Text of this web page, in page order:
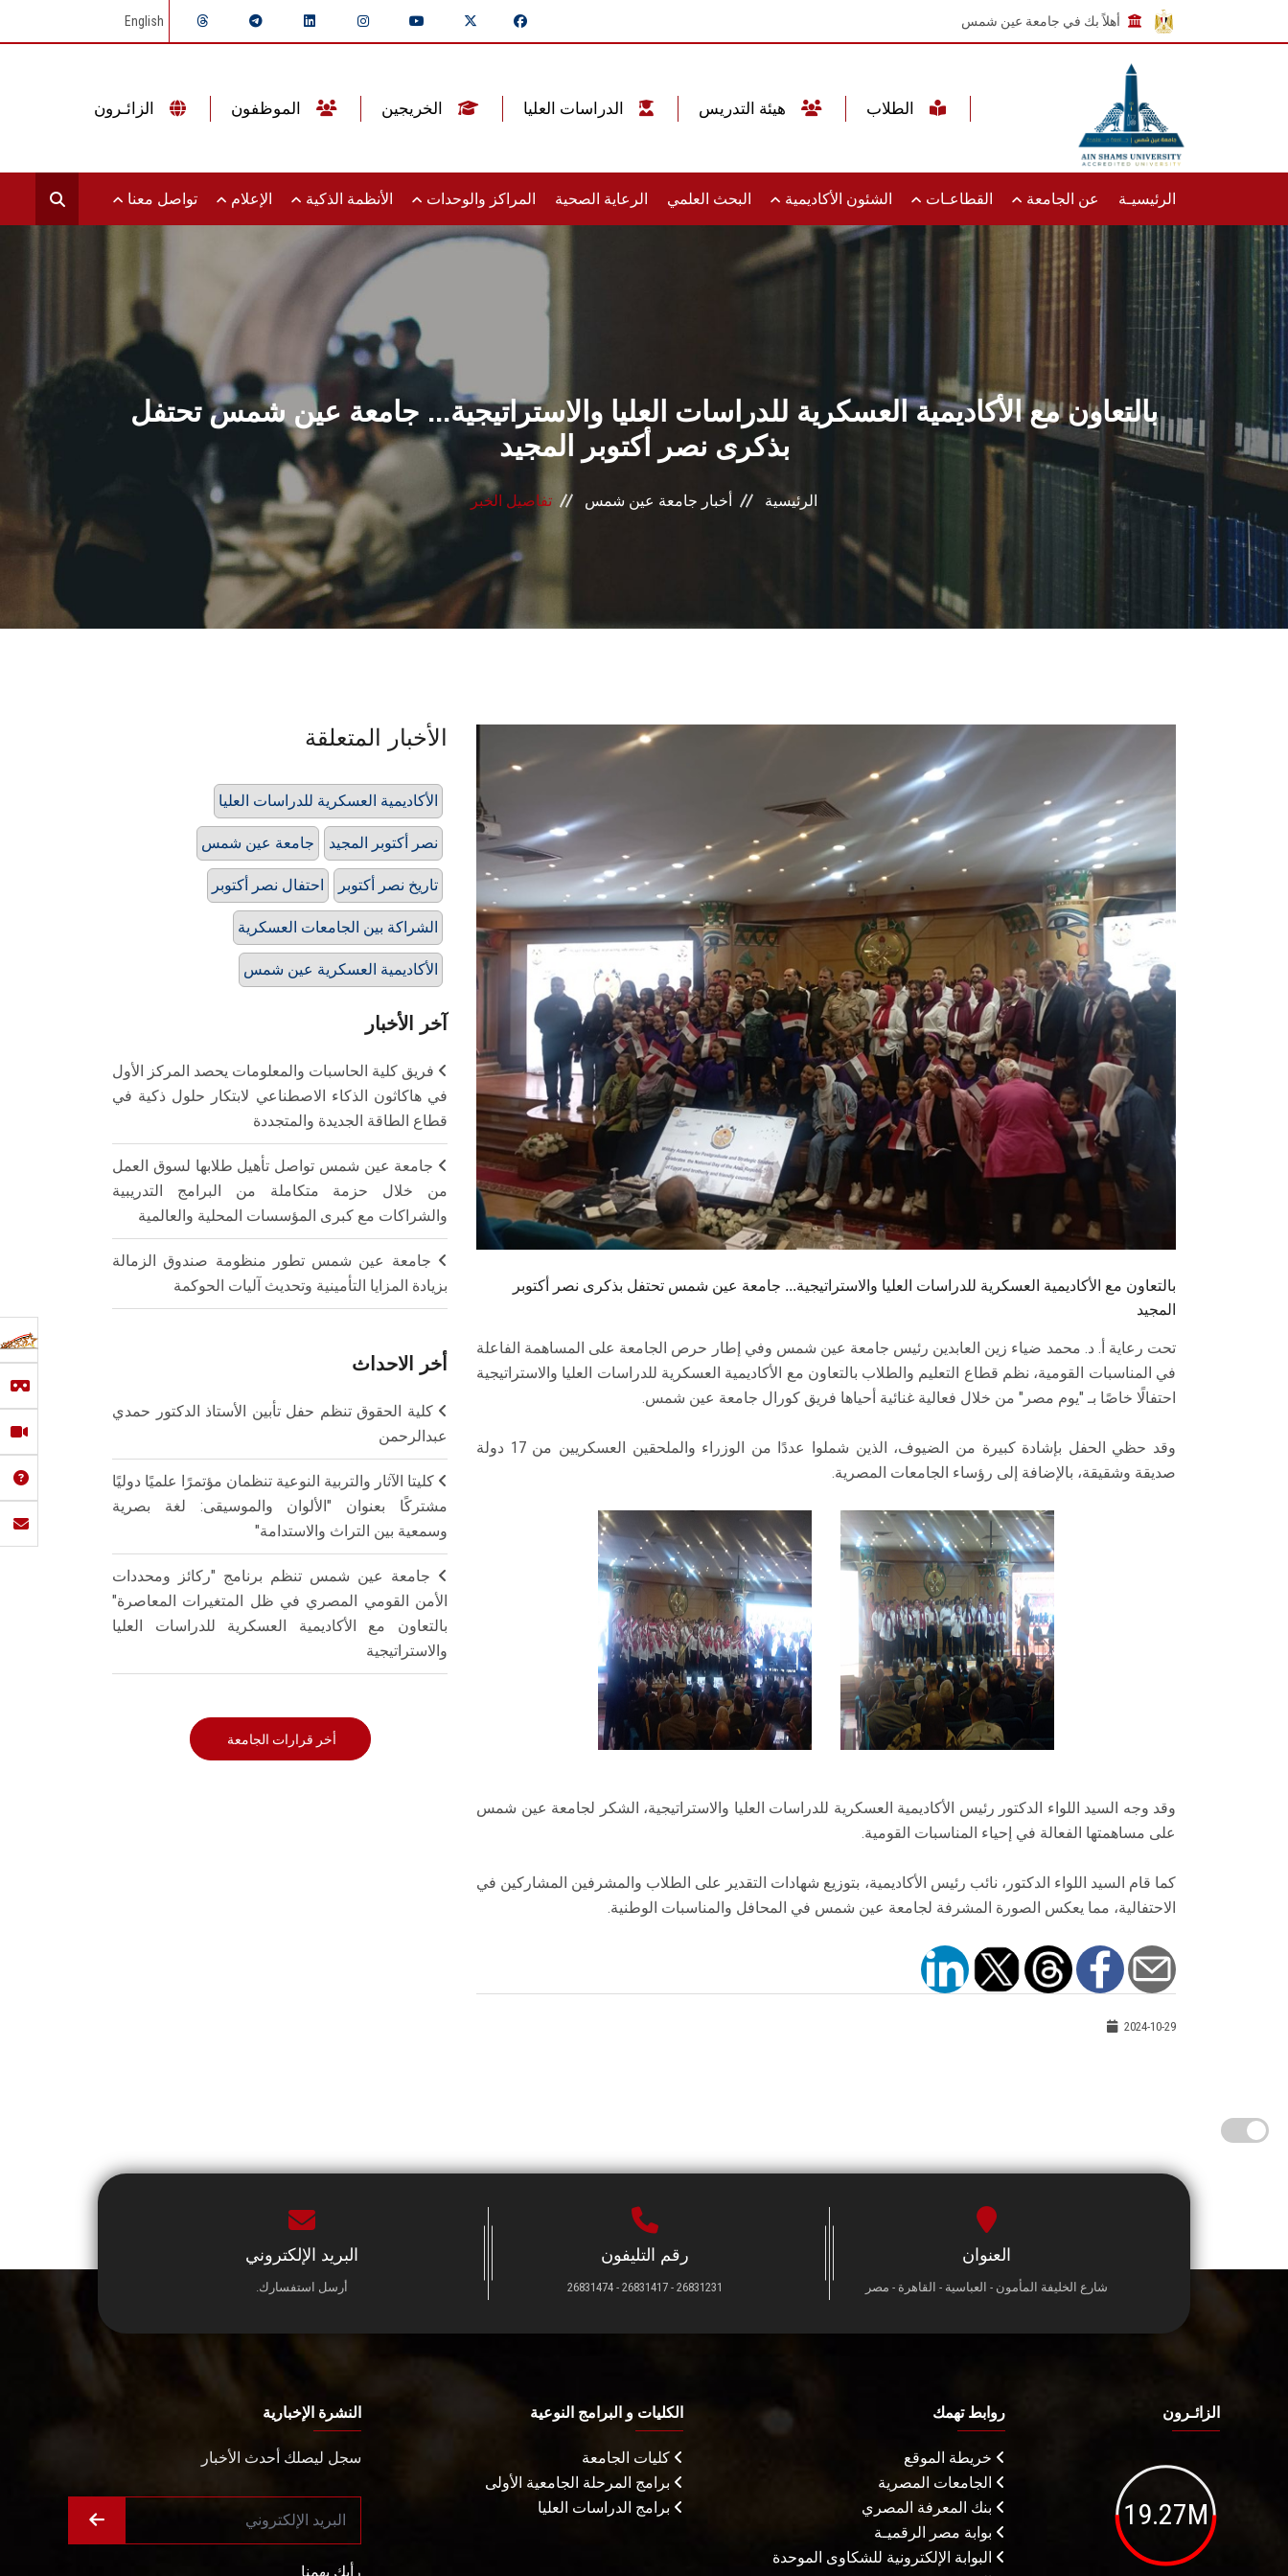
أهلاً بك في جامعة عين شمس English
الرئيسيـة عن الجامعة القطاعـات الشئون الأكاديمية البحث العلمي الرعاية الصحية المراكز والوحدات الأنظمة الذكية الإعلام تواصل معنا
بالتعاون مع الأكاديمية العسكرية للدراسات العليا والاستراتيجية... جامعة عين شمس تحتفل
بذكرى نصر أكتوبر المجيد
الرئيسية أخبار جامعة عين شمس تفاصيل الخبر
بالتعاون مع الأكاديمية العسكرية للدراسات العليا والاستراتيجية... جامعة عين شمس تحتفل بذكرى نصر أكتوبر
المجيد
تحت رعاية أ. د. محمد ضياء زين العابدين رئيس جامعة عين شمس وفي إطار حرص الجامعة على المساهمة الفاعلة
في المناسبات القومية، نظم قطاع التعليم والطلاب بالتعاون مع الأكاديمية العسكرية للدراسات العليا والاستراتيجية
احتفالًا خاصًا بـ "يوم مصر" من خلال فعالية غنائية أحياها فريق كورال جامعة عين شمس.
وقد حظي الحفل بإشادة كبيرة من الضيوف، الذين شملوا عددًا من الوزراء والملحقين العسكريين من 17 دولة
صديقة وشقيقة، بالإضافة إلى رؤساء الجامعات المصرية.
وقد وجه السيد اللواء الدكتور رئيس الأكاديمية العسكرية للدراسات العليا والاستراتيجية، الشكر لجامعة عين شمس
على مساهمتها الفعالة في إحياء المناسبات القومية.
كما قام السيد اللواء الدكتور، نائب رئيس الأكاديمية، بتوزيع شهادات التقدير على الطلاب والمشرفين المشاركين في
الاحتفالية، مما يعكس الصورة المشرفة لجامعة عين شمس في المحافل والمناسبات الوطنية.
2024-10-29
الأخبار المتعلقة
الأكاديمية العسكرية للدراسات العليا
جامعة عين شمس نصر أكتوبر المجيد
احتفال نصر أكتوبر تاريخ نصر أكتوبر
الشراكة بين الجامعات العسكرية
الأكاديمية العسكرية عين شمس
آخر الأخبار
فريق كلية الحاسبات والمعلومات يحصد المركز الأول
في هاكاثون الذكاء الاصطناعي لابتكار حلول ذكية في
قطاع الطاقة الجديدة والمتجددة
جامعة عين شمس تواصل تأهيل طلابها لسوق العمل
من خلال حزمة متكاملة من البرامج التدريبية
والشراكات مع كبرى المؤسسات المحلية والعالمية
جامعة عين شمس تطور منظومة صندوق الزمالة
بزيادة المزايا التأمينية وتحديث آليات الحوكمة
أخر الاحداث
كلية الحقوق تنظم حفل تأبين الأستاذ الدكتور حمدي
عبدالرحمن
كليتا الآثار والتربية النوعية تنظمان مؤتمرًا علميًا دوليًا
مشتركًا بعنوان "الألوان والموسيقى: لغة بصرية
وسمعية بين التراث والاستدامة"
جامعة عين شمس تنظم برنامج "ركائز ومحددات
الأمن القومي المصري في ظل المتغيرات المعاصرة"
بالتعاون مع الأكاديمية العسكرية للدراسات العليا
والاستراتيجية
أخر قرارات الجامعة
العنوان
شارع الخليفة المأمون - العباسية - القاهرة - مصر
رقم التليفون
26831231 - 26831417 - 26831474
البريد الإلكتروني
أرسل استفسارك.
الزائـرون
19.27M
روابط تهمك
خريطة الموقع
الجامعات المصرية
بنك المعرفة المصري
بوابة مصر الرقميـة
البوابة الإلكترونية للشكاوى الموحدة
الكليات و البرامج النوعية
كليات الجامعة
برامج المرحلة الجامعية الأولى
برامج الدراسات العليا
النشرة الإخبارية
سجل ليصلك أحدث الأخبار
رأيك يهمنا